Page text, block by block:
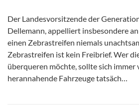
Der Landesvorsitzende der
Dellemann, appelliert insbesondere
einen Zebrastreifen niemals
Zebrastreifen ist kein Freibrief. Wer
überqueren möchte, sollte sich immer
herannahende Fahrzeuge tatsäch…